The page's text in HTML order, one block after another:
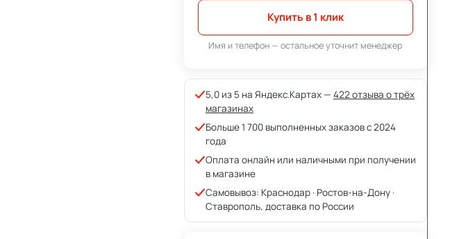
Купить в 1 клик
Имя и телефон — остальное уточнит менеджер
5,0 из 5 на Яндекс.Картах — 422 отзыва о трёх
магазинах
Больше 1 700 выполненных заказов с 2024
года
Оплата онлайн или наличными при получении
в магазине
Самовывоз: Краснодар · Ростов-на-Дону ·
Ставрополь, доставка по России